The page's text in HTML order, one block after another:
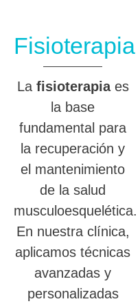
Fisioterapia
La fisioterapiaes
la base
fundamental para
la recuperación y
el mantenimiento
de la salud
musculoesquelética.
En nuestra clínica,
aplicamos técnicas
avanzadas y
personalizadas